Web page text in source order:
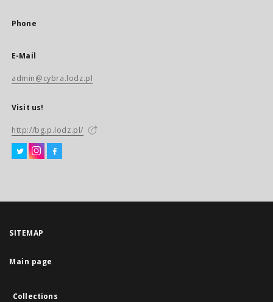
Phone
E-Mail
admin@cybra.lodz.pl
Visit us!
http://bg.p.lodz.pl/
SITEMAP
Main page
Collections